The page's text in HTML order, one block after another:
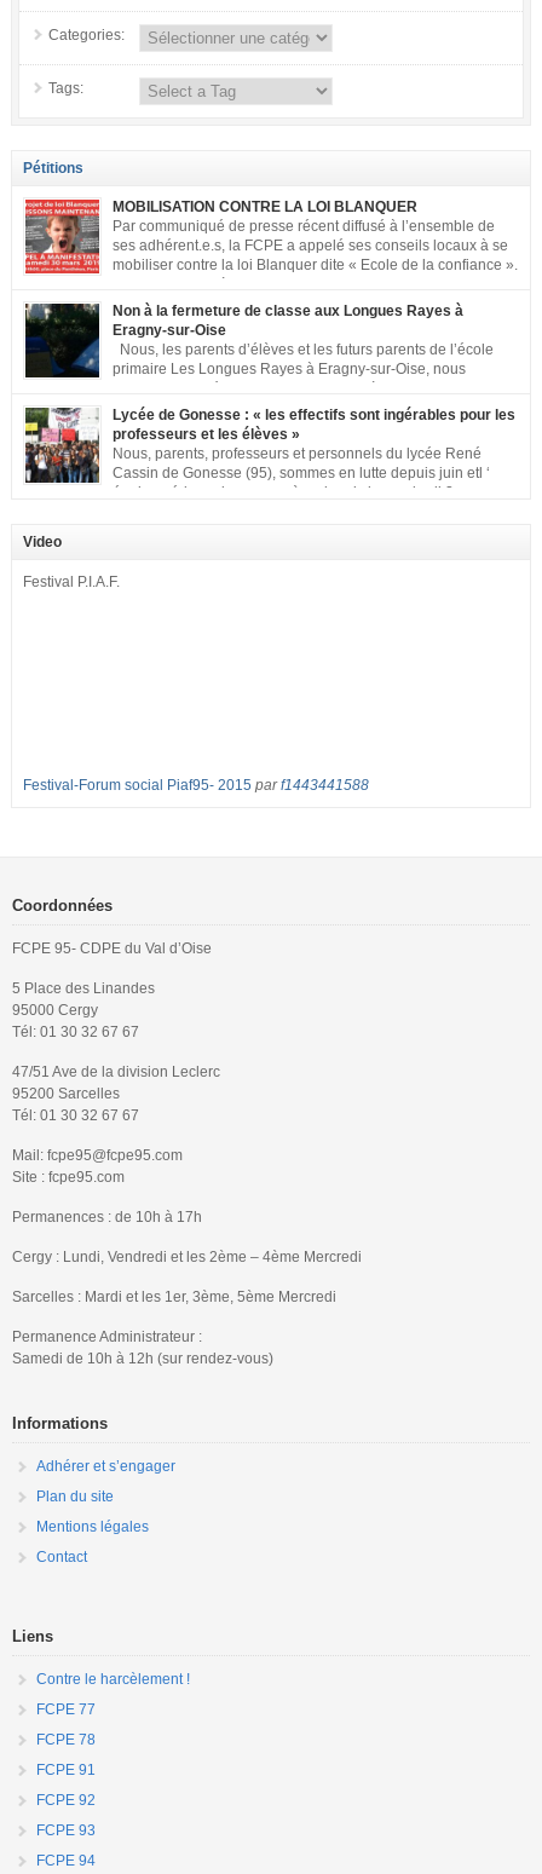
Categories:
Tags:
Pétitions
MOBILISATION CONTRE LA LOI BLANQUER
Par communiqué de presse récent diffusé à l’ensemble de
ses adhérent.e.s, la FCPE a appelé ses conseils locaux à se
mobiliser contre la loi Blanquer dite « Ecole de la confiance ».
met à votre disposition ce kit de mobilisation comprenant : 1 affiche
appelant […]
Non à la fermeture de classe aux Longues Rayes à
Eragny-sur-Oise
Nous, les parents d’élèves et les futurs parents de l’école
primaire Les Longues Rayes à Eragny-sur-Oise, nous
classe aux Longues Rayes ». Non à la dégradation continue des conditions
d’accueil et d’apprentissage de nos enfants à l’école primaire. Chaque
enfant a droit à […]
Lycée de Gonesse : « les effectifs sont ingérables pour les
professeurs et les élèves »
Nous, parents, professeurs et personnels du lycée René
Cassin de Gonesse (95), sommes en lutte depuis juin etl ‘
équipe pédagogique en grève depuis le vendredi 2
nombreuses classes de première et […]
Video
Festival P.I.A.F.
Festival-Forum social Piaf95- 2015 parf1443441588
Coordonnées
FCPE 95- CDPE du Val d’Oise
5 Place des Linandes
95000 Cergy
Tél: 01 30 32 67 67
47/51 Ave de la division Leclerc
95200 Sarcelles
Tél: 01 30 32 67 67
Mail: fcpe95@fcpe95.com
Site : fcpe95.com
Permanences : de 10h à 17h
Cergy : Lundi, Vendredi et les 2ème – 4ème Mercredi
Sarcelles : Mardi et les 1er, 3ème, 5ème Mercredi
Permanence Administrateur :
Samedi de 10h à 12h (sur rendez-vous)
Informations
Adhérer et s’engager
Plan du site
Mentions légales
Contact
Liens
Contre le harcèlement !
FCPE 77
FCPE 78
FCPE 91
FCPE 92
FCPE 93
FCPE 94